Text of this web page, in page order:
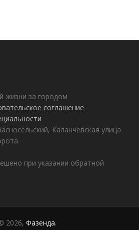
жизни за городом
соглашение
Каланчевская улица
при указании обратной
2026, Фазенда.